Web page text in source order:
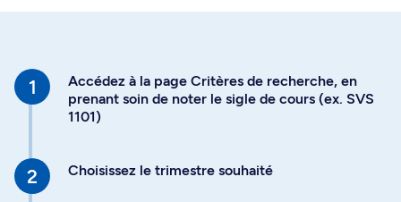
Accédez à la page Critères de recherche, en
prenant soin de noter le sigle de cours (ex. SVS
1101)
Choisissez le trimestre souhaité